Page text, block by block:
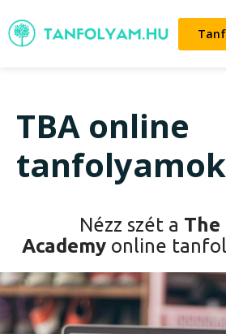
TBA online
tanfolyamok
Nézz szét a
Academy online